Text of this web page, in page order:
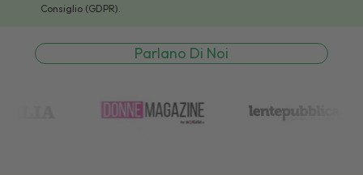
Consiglio (GDPR).
Parlano Di Noi